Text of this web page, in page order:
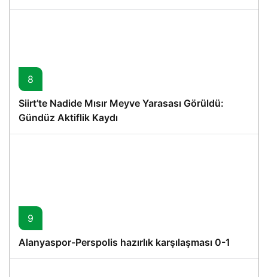
Proje
8
Siirt’te Nadide Mısır Meyve Yarasası Görüldü:
Gündüz Aktiflik Kaydı
9
Alanyaspor-Perspolis hazırlık karşılaşması 0-1